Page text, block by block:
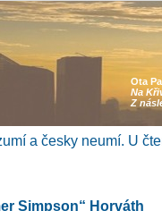
Ota
Na
Z
a česky neumí. U
Simpson“ Horváth